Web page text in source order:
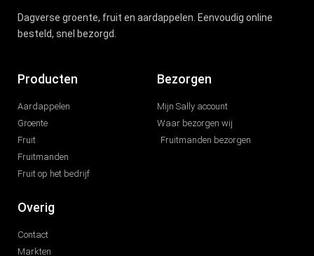
Dagverse groente, fruit en aardappelen. Eenvoudig online
besteld, snel bezorgd.
Producten
Aardappelen
Groente
Fruit
Fruitmanden
Fruit op het bedrijf
Bezorgen
Mijn Sally account
Waar bezorgen wij
Fruitmanden bezorgen
Overig
Contact
Markten